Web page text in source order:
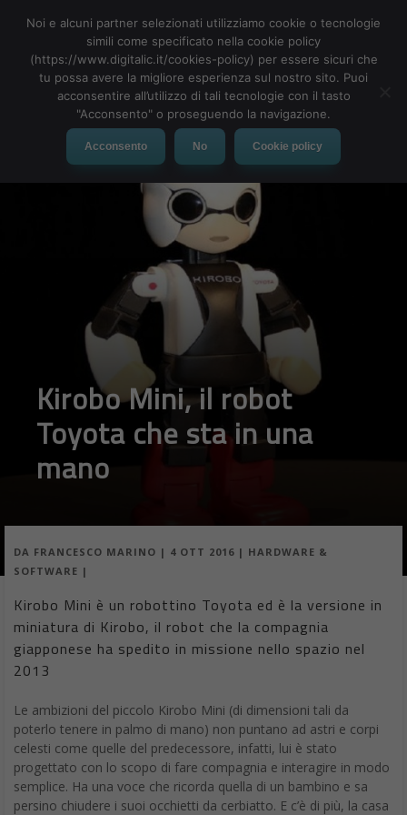
MENU
Kirobo Mini, il robot
Toyota che sta in una
mano
DA FRANCESCO MARINO | 4 OTT 2016 | HARDWARE &
SOFTWARE |
Kirobo Mini è un robottino Toyota ed è la versione in
miniatura di Kirobo, il robot che la compagnia
giapponese ha spedito in missione nello spazio nel
2013
Le ambizioni del piccolo Kirobo Mini (di dimensioni tali da
poterlo tenere in palmo di mano) non puntano ad astri e corpi
celesti come quelle del predecessore, infatti, lui è stato
progettato con lo scopo di fare compagnia e interagire in modo
semplice. Ha una voce che ricorda quella di un bambino e sa
persino chiudere i suoi occhietti da cerbiatto. E c’è di più, la casa
Noi e alcuni partner selezionati utilizziamo cookie o tecnologie
simili come specificato nella cookie policy
(https://www.digitalic.it/cookies-policy) per essere sicuri che
tu possa avere la migliore esperienza sul nostro sito. Puoi
acconsentire all’utilizzo di tali tecnologie con il tasto
"Acconsento" o proseguendo la navigazione.
Acconsento No Cookie policy